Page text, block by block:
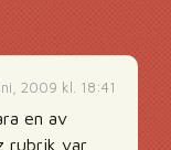
2009 kl. 18:41
en av
rubrik var